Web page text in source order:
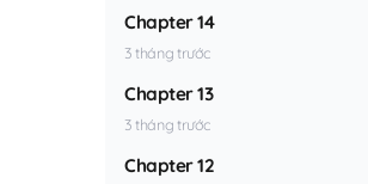
Chapter 14
3 tháng trước
Chapter 13
3 tháng trước
Chapter 12